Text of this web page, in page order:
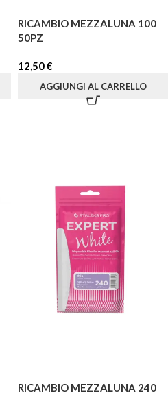
RICAMBIO MEZZALUNA 100
50PZ
12,50€
AGGIUNGI AL CARRELLO
RICAMBIO MEZZALUNA 240